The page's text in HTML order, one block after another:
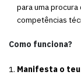
para uma
competências
Como funciona?
Manifesta o